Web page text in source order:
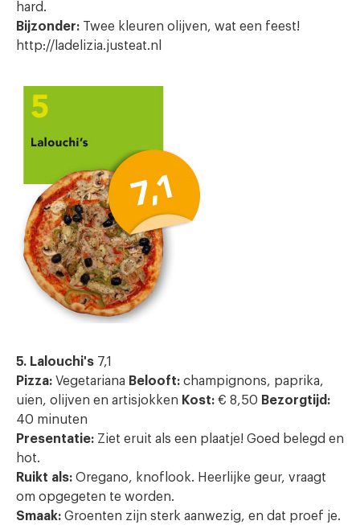
hard.
Bijzonder: Twee kleuren olijven, wat een feest!
http://ladelizia.justeat.nl
5. Lalouchi's 7,1
Pizza: Vegetariana Belooft: champignons, paprika,
uien, olijven en artisjokken Kost: € 8,50 Bezorgtijd:
40 minuten
Presentatie: Ziet eruit als een plaatje! Goed belegd en
hot.
Ruikt als: Oregano, knoflook. Heerlijke geur, vraagt
om opgegeten te worden.
Smaak: Groenten zijn sterk aanwezig, en dat proef je.